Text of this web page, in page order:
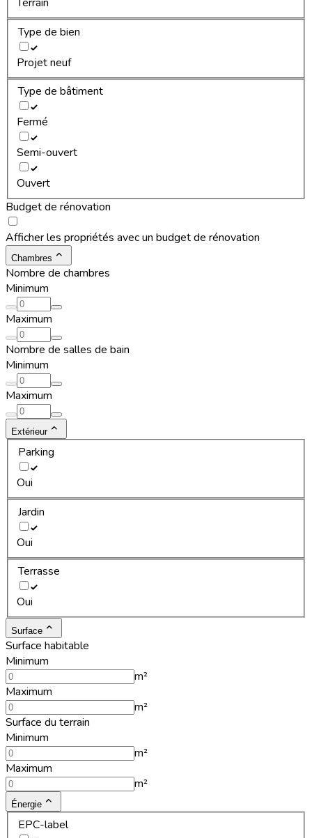
Type de bien
Projet neuf
Type de bâtiment
Fermé
Semi-ouvert
Ouvert
Budget de rénovation
Afficher les propriétés avec un budget de rénovation
Chambres
Nombre de chambres
Minimum
Maximum
Nombre de salles de bain
Minimum
Maximum
Extérieur
Parking
Oui
Jardin
Oui
Terrasse
Oui
Surface
Surface habitable
Minimum
m²
Maximum
m²
Surface du terrain
Minimum
m²
Maximum
m²
Énergie
EPC-label